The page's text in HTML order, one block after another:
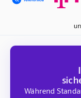
Während